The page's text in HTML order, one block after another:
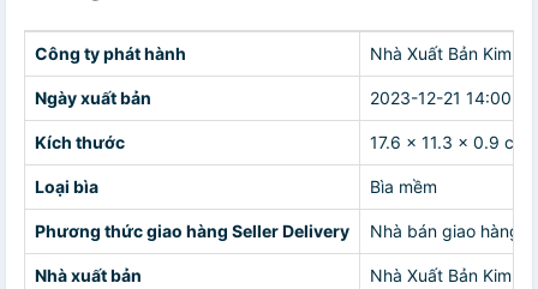
Công ty phát hành Nhà Xuất Bản Kim
Ngày xuất bản 2023-12-21 14:00:00
Kích thước 17.6 x 11.3 x 0.9 cm
Loại bìa Bìa mềm
Phương thức giao hàng Seller Delivery Nhà bán giao hàng
Nhà xuất bản Nhà Xuất Bản Kim